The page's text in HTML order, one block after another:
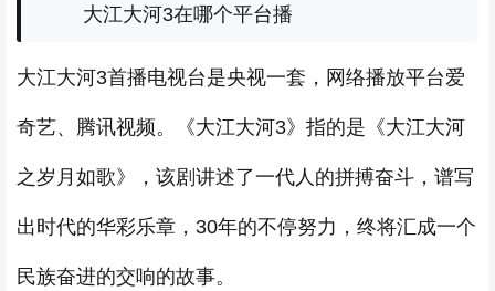
大江大河3在哪个平台播
大江大河3首播电视台是央视一套，网络播放平台爱
奇艺、腾讯视频。《大江大河3》指的是《大江大河
之岁月如歌》，该剧讲述了一代人的拼搏奋斗，谱写
出时代的华彩乐章，30年的不停努力，终将汇成一个
民族奋进的交响的故事。